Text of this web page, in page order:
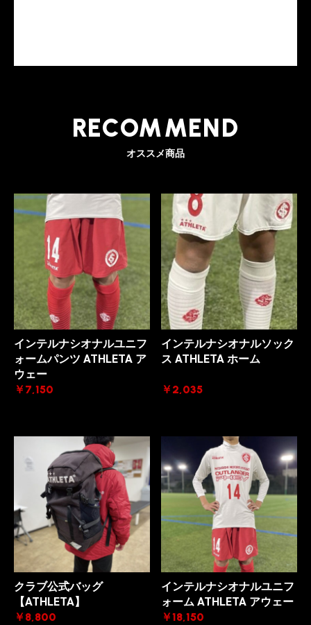
RECOMMEND
オススメ商品
インテルナシオナルユニフ
ォームパンツ ATHLETA ア
ウェー
￥7,150
インテルナシオナルソック
ス ATHLETA ホーム
￥2,035
クラブ公式バッグ
【ATHLETA】
￥8,800
インテルナシオナルユニフ
ォーム ATHLETA アウェー
￥18,150